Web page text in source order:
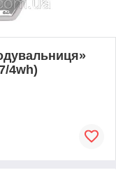
4wh)